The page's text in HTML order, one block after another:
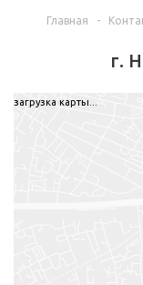
Главная -
г.
загрузка карты...